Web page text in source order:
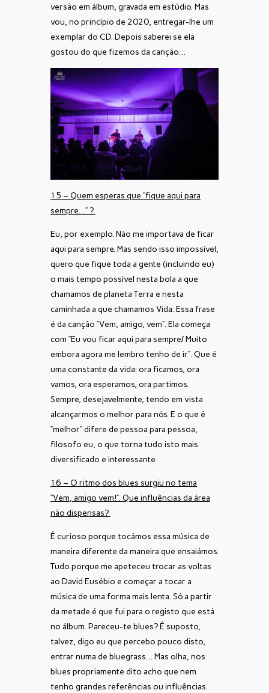
versão em álbum, gravada em estúdio. Mas
vou, no princípio de 2020, entregar-lhe um
exemplar do CD. Depois saberei se ela
gostou do que fizemos da canção…
15 – Quem esperas que “fique aqui para
sempre…” ?
Eu, por exemplo. Não me importava de ficar
aqui para sempre. Mas sendo isso impossível,
quero que fique toda a gente (incluindo eu)
o mais tempo possível nesta bola a que
chamamos de planeta Terra e nesta
caminhada a que chamamos Vida. Essa frase
é da canção “Vem, amigo, vem”. Ela começa
com “Eu vou ficar aqui para sempre/ Muito
embora agora me lembro tenho de ir”. Que é
uma constante da vida: ora ficamos, ora
vamos, ora esperamos, ora partimos.
Sempre, desejavelmente, tendo em vista
alcançarmos o melhor para nós. E o que é
“melhor” difere de pessoa para pessoa,
filosofo eu, o que torna tudo isto mais
diversificado e interessante.
16 – O ritmo dos blues surgiu no tema
“Vem, amigo vem!”. Que influências da área
não dispensas?
É curioso porque tocámos essa música de
maneira diferente da maneira que ensaiámos.
Tudo porque me apeteceu trocar as voltas
ao David Eusébio e começar a tocar a
música de uma forma mais lenta. Só a partir
da metade é que fui para o registo que está
no álbum. Pareceu-te blues? É suposto,
talvez, digo eu que percebo pouco disto,
entrar numa de bluegrass… Mas olha, nos
blues propriamente dito acho que nem
tenho grandes referências ou influências.